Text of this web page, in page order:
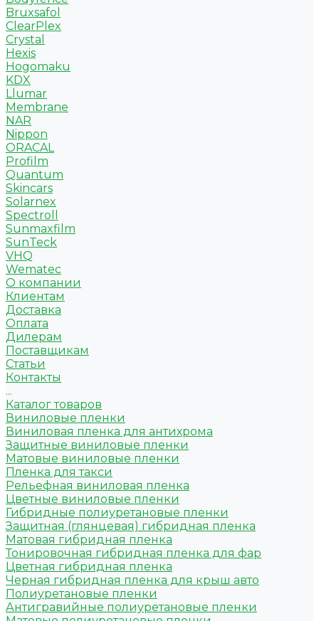
Bruxsafol
ClearPlex
Crystal
Hexis
Hogomaku
KDX
Llumar
Membrane
NAR
Nippon
ORACAL
Profilm
Quantum
Skincars
Solarnex
Spectroll
Sunmaxfilm
SunTeck
VHQ
Wematec
О компании
Клиентам
Доставка
Оплата
Дилерам
Поставщикам
Статьи
Контакты
...
Каталог товаров
Виниловые пленки
Виниловая пленка для антихрома
Защитные виниловые пленки
Матовые виниловые пленки
Пленка для такси
Рельефная виниловая пленка
Цветные виниловые пленки
Гибридные полиуретановые пленки
Защитная (глянцевая) гибридная пленка
Матовая гибридная пленка
Тонировочная гибридная пленка для фар
Цветная гибридная пленка
Черная гибридная пленка для крыш авто
Полиуретановые пленки
Антигравийные полиуретановые пленки